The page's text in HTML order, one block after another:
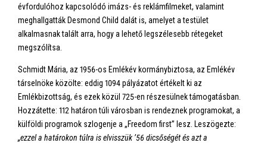
évfordulóhoz kapcsolódó imázs- és reklámfilmeket, valamint
meghallgatták Desmond Child dalát is, amelyet a testület
alkalmasnak talált arra, hogy a lehető legszélesebb rétegeket
megszólítsa.
Schmidt Mária, az 1956-os Emlékév kormánybiztosa, az Emlékév
társelnöke közölte: eddig 1094 pályázatot értékelt ki az
Emlékbizottság, és ezek közül 725-en részesülnek támogatásban.
Hozzátette: 112 határon túli városban is rendeznek programokat, a
külföldi programok szlogenje a „Freedom first” lesz. Leszögezte:
„ezzel a határokon túlra is elvisszük ’56 dicsőségét és azt a